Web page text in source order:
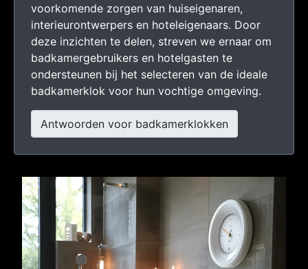
voorkomende zorgen van huiseigenaren,
interieurontwerpers en hoteleigenaars. Door
deze inzichten te delen, streven we ernaar om
badkamergebruikers en hotelgasten te
ondersteunen bij het selecteren van de ideale
badkamerklok voor hun vochtige omgeving.
Antwoorden voor badkamerklokken